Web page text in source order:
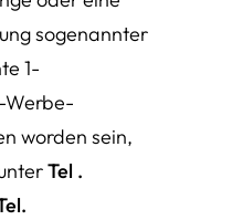
sogenannter
1-
Werbe-
worden sein,
Tel .